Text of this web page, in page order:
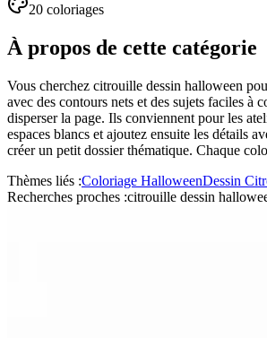
20 coloriages
À propos de cette catégorie
Vous cherchez citrouille dessin halloween
avec des contours nets et des sujets faciles à
disperser la page. Ils conviennent pour les
espaces blancs et ajoutez ensuite les détails
créer un petit dossier thématique. Chaque
Thèmes liés :Coloriage HalloweenDessin
Recherches proches :citrouille dessin